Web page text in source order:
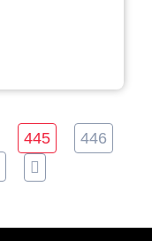
445
446